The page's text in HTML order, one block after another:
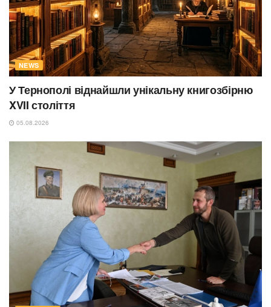
NEWS
У Тернополі віднайшли унікальну книгозбірню
XVII століття
05.08.2026